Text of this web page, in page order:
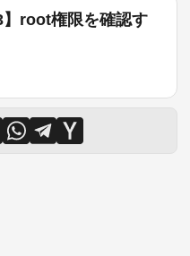
root権限を確認す